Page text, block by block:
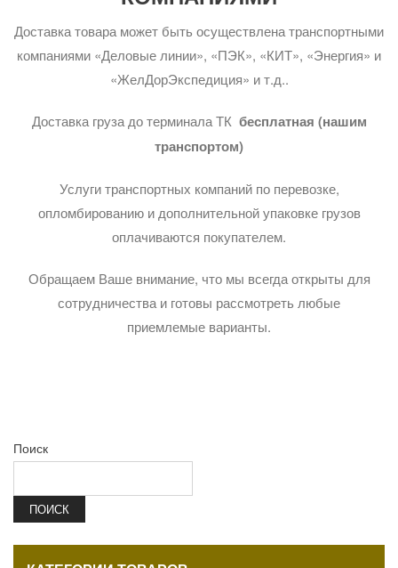
Доставка товара может быть осуществлена транспортными
компаниями «Деловые линии», «ПЭК», «КИТ», «Энергия» и
«ЖелДорЭкспедиция» и т.д..
Доставка груза до терминала ТК бесплатная (нашим
транспортом)
Услуги транспортных компаний по перевозке,
опломбированию и дополнительной упаковке грузов
оплачиваются покупателем.
Обращаем Ваше внимание, что мы всегда открыты для
сотрудничества и готовы рассмотреть любые
приемлемые варианты.
Поиск
ПОИСК